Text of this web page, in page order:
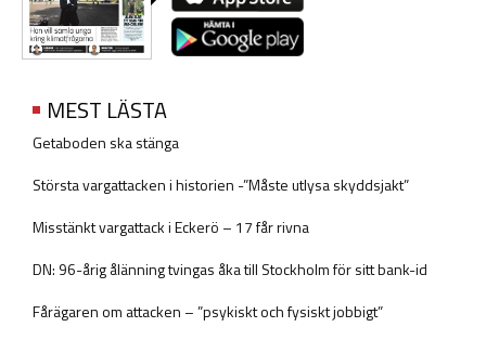
MEST LÄSTA
Getaboden ska stänga
Största vargattacken i historien -”Måste utlysa skyddsjakt”
Misstänkt vargattack i Eckerö – 17 får rivna
DN: 96-årig ålänning tvingas åka till Stockholm för sitt bank-id
Fårägaren om attacken – ”psykiskt och fysiskt jobbigt”